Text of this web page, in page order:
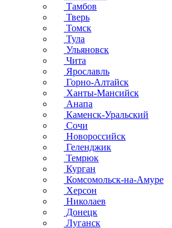
Тамбов
Тверь
Томск
Тула
Ульяновск
Чита
Ярославль
Горно-Алтайск
Ханты-Мансийск
Анапа
Каменск-Уральский
Сочи
Новороссийск
Геленджик
Темрюк
Курган
Комсомольск-на-Амуре
Херсон
Николаев
Донецк
Луганск